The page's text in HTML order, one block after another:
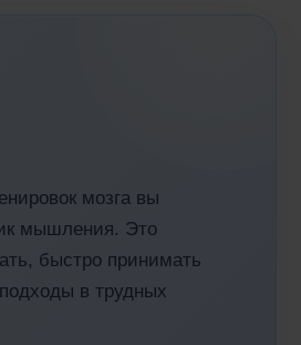
мозга вы
мышления. Это
быстро принимать
в трудных